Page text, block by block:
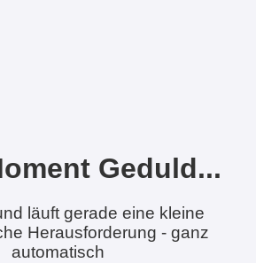
Geduld...
läuft gerade eine kleine
Herausforderung - ganz
automatisch